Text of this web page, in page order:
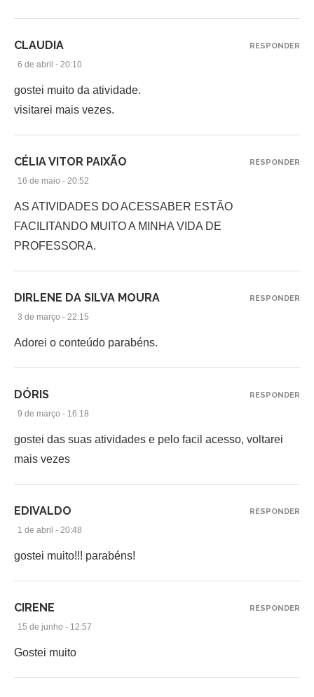
CLAUDIA
6 de abril - 20:10
gostei muito da atividade.
visitarei mais vezes.
RESPONDER
CÉLIA VITOR PAIXÃO
16 de maio - 20:52
AS ATIVIDADES DO ACESSABER ESTÃO
FACILITANDO MUITO A MINHA VIDA DE
PROFESSORA.
RESPONDER
DIRLENE DA SILVA MOURA
3 de março - 22:15
Adorei o conteúdo parabéns.
RESPONDER
DÓRIS
9 de março - 16:18
gostei das suas atividades e pelo facil acesso, voltarei
mais vezes
RESPONDER
EDIVALDO
1 de abril - 20:48
gostei muito!!! parabéns!
RESPONDER
CIRENE
15 de junho - 12:57
Gostei muito
RESPONDER